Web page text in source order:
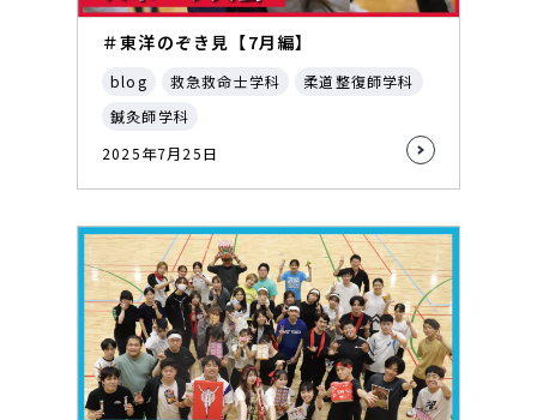
＃東洋のぞき見【7月編】
blog 救急救命士学科
柔道整復師学科
鍼灸師学科
2025年7月25日